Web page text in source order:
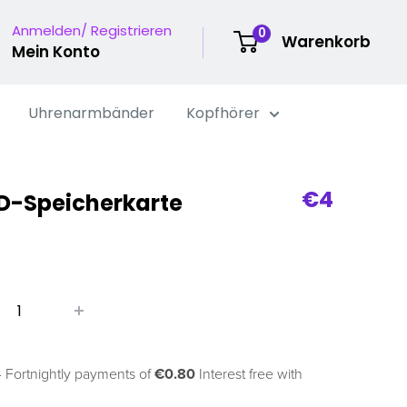
Anmelden/ Registrieren
Mein Konto
0 Warenkorb
Uhrenarmbänder Kopfhörer
Speicherkarte €4
payments of€0.80 Interest free with